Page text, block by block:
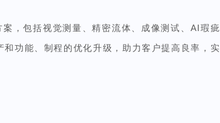
案 ，包括视觉测量、精密流体、成像测试、AI瑕疵
功能、制程的优化升级， 助力客户提高良率，实